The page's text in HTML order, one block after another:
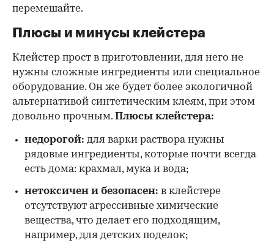
перемешайте.
Плюсы и минусы клейстера
Клейстер прост в приготовлении, для него не
нужны сложные ингредиенты или специальное
оборудование. Он же будет более экологичной
альтернативой синтетическим клеям, при этом
довольно прочным. Плюсы клейстера:
недорогой: для варки раствора нужны
рядовые ингредиенты, которые почти всегда
есть дома: крахмал, мука и вода;
нетоксичен и безопасен: в клейстере
отсутствуют агрессивные химические
вещества, что делает его подходящим,
например, для детских поделок;